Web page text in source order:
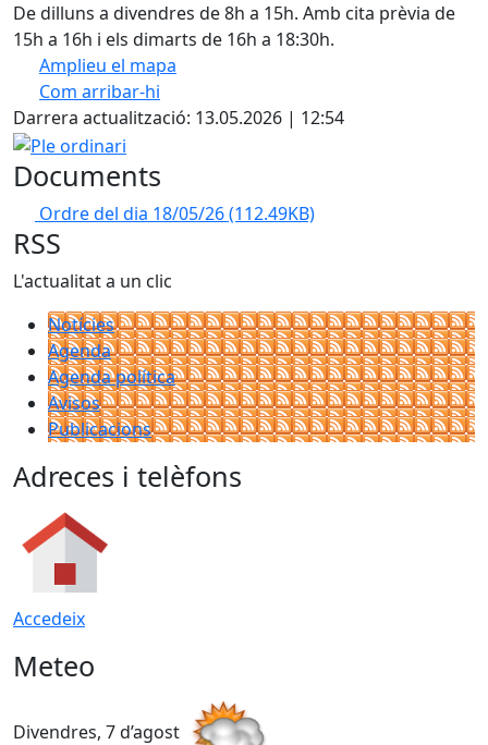
De dilluns a divendres de 8h a 15h. Amb cita prèvia de
15h a 16h i els dimarts de 16h a 18:30h.
Amplieu el mapa
Com arribar-hi
+
−
Darrera actualització: 13.05.2026 | 12:54
Ple ordinari
Documents
Ordre del dia 18/05/26(112.49KB)
RSS
L'actualitat a un clic
Notícies
Agenda
Agenda política
Avisos
Publicacions
Adreces i telèfons
Accedeix
Meteo
Divendres, 7 d’agost